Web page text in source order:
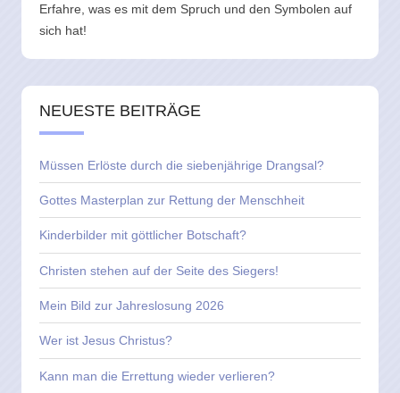
Erfahre, was es mit dem Spruch und den Symbolen auf
sich hat!
NEUESTE BEITRÄGE
Müssen Erlöste durch die siebenjährige Drangsal?
Gottes Masterplan zur Rettung der Menschheit
Kinderbilder mit göttlicher Botschaft?
Christen stehen auf der Seite des Siegers!
Mein Bild zur Jahreslosung 2026
Wer ist Jesus Christus?
Kann man die Errettung wieder verlieren?